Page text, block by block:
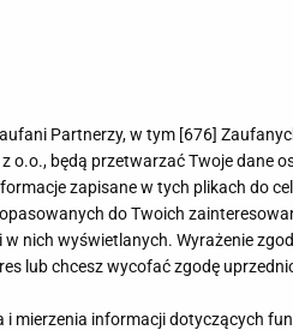
Partnerzy, w tym [676]
o.o., będą przetwarzać Twoje dane
zapisane w tych plikach do
do Twoich
nich wyświetlanych. Wyrażenie
lub chcesz wycofać zgodę
mierzenia informacji dotyczących